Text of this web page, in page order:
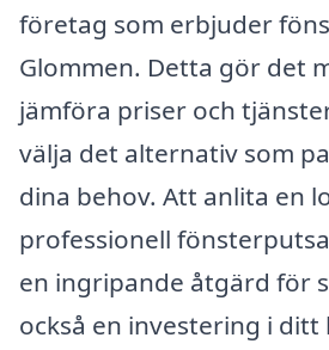
företag som erbjuder
Glommen. Detta gör det
jämföra priser och
välja det alternativ som
dina behov. Att anlita en
professionell
en ingripande åtgärd för
också en investering i ditt